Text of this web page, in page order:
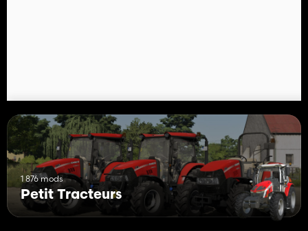
1 876 mods
Petit Tracteurs